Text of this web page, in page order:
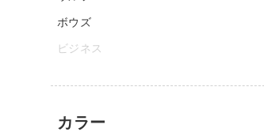
ボウズ
ビジネス
カラー